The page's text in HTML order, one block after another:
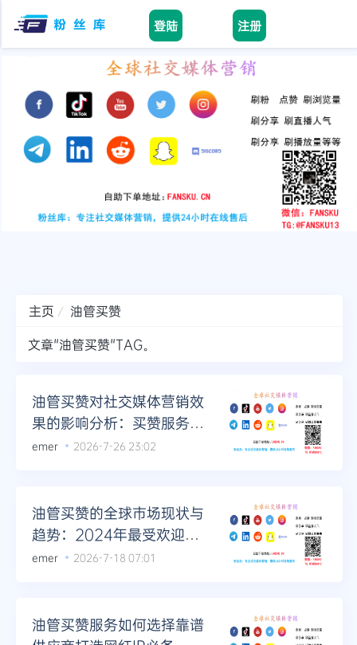
登陆 注册
Home
facebook
youtube
instagram
twitter
主页
油管买赞
文章"油管买赞"TAG。
油管买赞对社交媒体营销效
果的影响分析：买赞服务的
全球市场趋势
emer 2026-7-26 23:02
油管买赞的全球市场现状与
趋势：2024年最受欢迎的
套餐分析
emer 2026-7-18 07:01
油管买赞服务如何选择靠谱